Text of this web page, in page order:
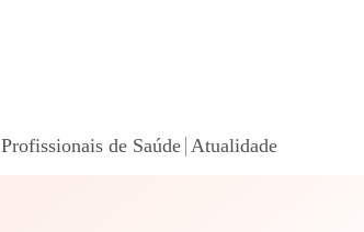
Profissionais de Saúde Atualidade